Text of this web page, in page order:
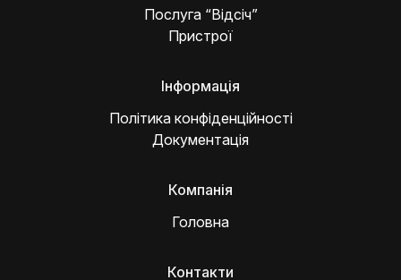
Послуга “Відсіч”
Пристрої
Інформація
Політика конфіденційності
Документація
Компанія
Головна
Контакти